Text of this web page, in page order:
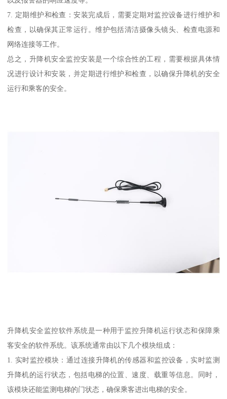
7. 定期维护和检查：安装完成后，需要定期对监控设备进行维护和
检查，以确保其正常运行。维护包括清洁摄像头镜头、检查电源和
网络连接等工作。
总之，升降机安全监控安装是一个综合性的工程，需要根据具体情
况进行设计和安装，并定期进行维护和检查，以确保升降机的安全
运行和乘客的安全。
升降机安全监控软件系统是一种用于监控升降机运行状态和保障乘
客安全的软件系统。该系统通常由以下几个模块组成：
1. 实时监控模块：通过连接升降机的传感器和监控设备，实时监测
升降机的运行状态，包括电梯的位置、速度、载重等信息。同时，
该模块还能监测电梯的门状态，确保乘客进出电梯的安全。